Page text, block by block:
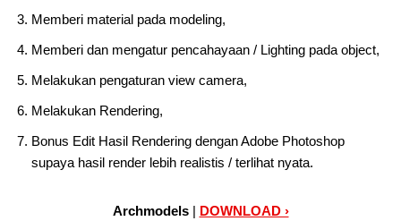
Memberi material pada modeling,
Memberi dan mengatur pencahayaan / Lighting pada object,
Melakukan pengaturan view camera,
Melakukan Rendering,
Bonus Edit Hasil Rendering dengan Adobe Photoshop
supaya hasil render lebih realistis / terlihat nyata.
Archmodels | DOWNLOAD ›